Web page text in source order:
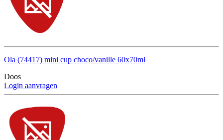
Ola (74417) mini cup choco/vanille 60x70ml
Doos
Login aanvragen